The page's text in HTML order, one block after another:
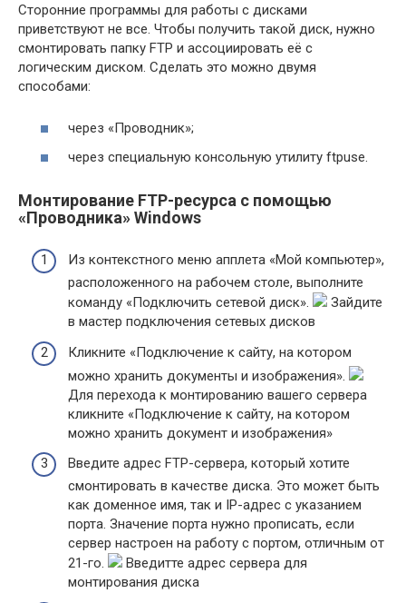
Сторонние программы для работы с дисками
приветствуют не все. Чтобы получить такой диск, нужно
смонтировать папку FTP и ассоциировать её с
логическим диском. Сделать это можно двумя
способами:
через «Проводник»;
через специальную консольную утилиту ftpuse.
Монтирование FTP-ресурса с помощью
«Проводника» Windows
Из контекстного меню апплета «Мой компьютер»,
расположенного на рабочем столе, выполните
команду «Подключить сетевой диск».
Зайдите
в мастер подключения сетевых дисков
Кликните «Подключение к сайту, на котором
можно хранить документы и изображения».
Для перехода к монтированию вашего сервера
кликните «Подключение к сайту, на котором
можно хранить документ и изображения»
Введите адрес FTP-сервера, который хотите
смонтировать в качестве диска. Это может быть
как доменное имя, так и IP-адрес с указанием
порта. Значение порта нужно прописать, если
сервер настроен на работу с портом, отличным от
21-го.
Введитте адрес сервера для
монтирования диска